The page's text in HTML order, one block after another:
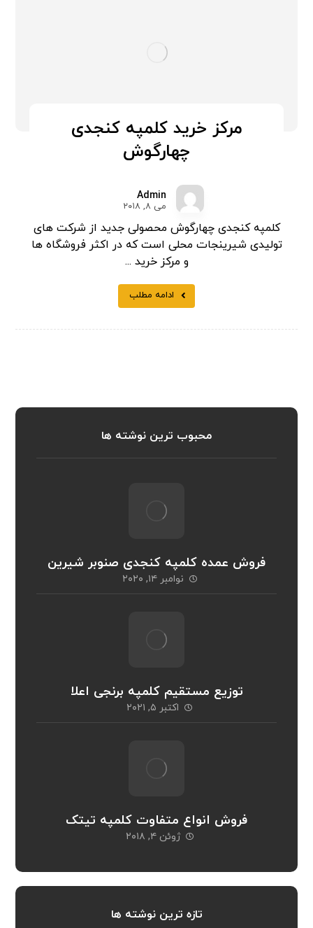
مرکز خرید کلمپه کنجدی
چهارگوش
Admin
می ۸, ۲۰۱۸
کلمپه کنجدی چهارگوش محصولی جدید از شرکت های
تولیدی شیرینجات محلی است که در اکثر فروشگاه ها
و مرکز خرید ...
ادامه مطلب
محبوب ترین نوشته ها
فروش عمده کلمپه کنجدی صنوبر شیرین
نوامبر ۱۴, ۲۰۲۰
توزیع مستقیم کلمپه برنجی اعلا
اکتبر ۵, ۲۰۲۱
فروش انواع متفاوت کلمپه تیتک
ژوئن ۴, ۲۰۱۸
تازه ترین نوشته ها